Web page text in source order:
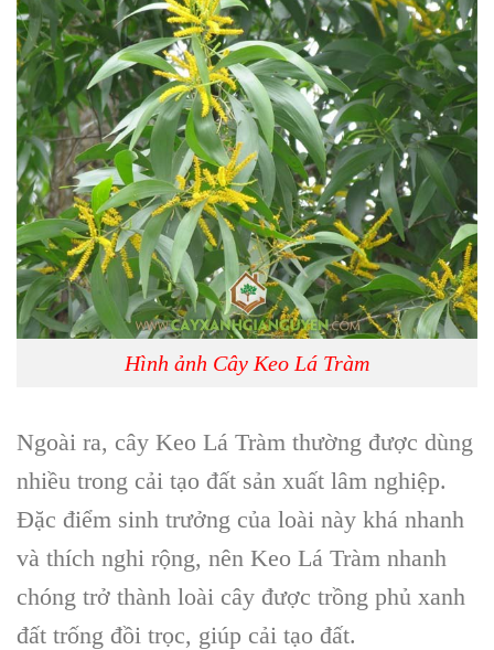
Hình ảnh Cây Keo Lá Tràm
Ngoài ra, cây Keo Lá Tràm thường được dùng
nhiều trong cải tạo đất sản xuất lâm nghiệp.
Đặc điểm sinh trưởng của loài này khá nhanh
và thích nghi rộng, nên Keo Lá Tràm nhanh
chóng trở thành loài cây được trồng phủ xanh
đất trống đồi trọc, giúp cải tạo đất.